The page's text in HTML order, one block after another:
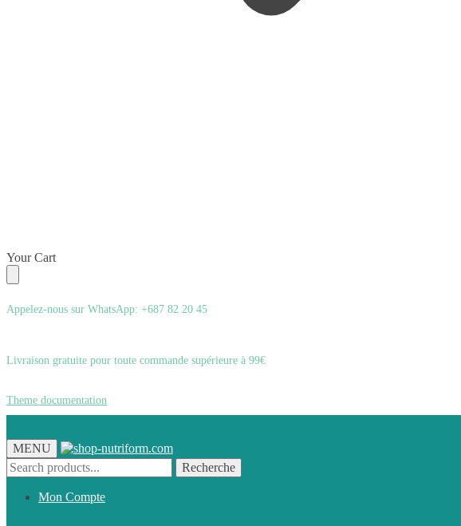
Skip
to
navigation
Skip
to
content
Your Cart
Appelez-nous sur WhatsApp: +687 82 20 45
Livraison gratuite pour toute commande supérieure à 99€
Theme documentation
MENU
Recherche
pour :
Recherche
Mon Compte